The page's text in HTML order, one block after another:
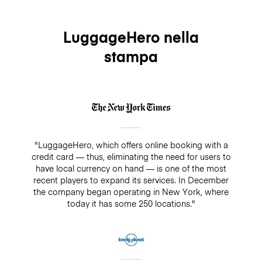
LuggageHero nella
stampa
"LuggageHero, which offers online booking with a
credit card — thus, eliminating the need for users to
have local currency on hand — is one of the most
recent players to expand its services. In December
the company began operating in New York, where
today it has some 250 locations."